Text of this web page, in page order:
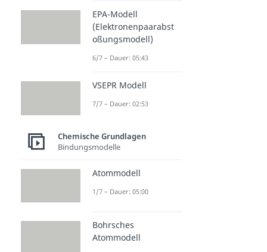
EPA-Modell
(Elektronenpaarabst
oßungsmodell)
6/7 – Dauer: 05:43
VSEPR Modell
7/7 – Dauer: 02:53
Chemische Grundlagen
Bindungsmodelle
Atommodell
1/7 – Dauer: 05:00
Bohrsches
Atommodell